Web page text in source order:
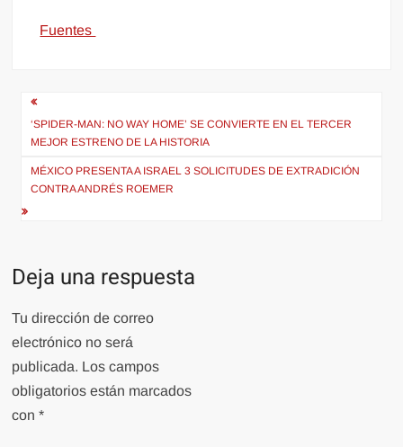
Fuentes
Navegación
de
entradas
‘SPIDER-MAN: NO WAY HOME’ SE CONVIERTE EN EL TERCER
MEJOR ESTRENO DE LA HISTORIA
MÉXICO PRESENTA A ISRAEL 3 SOLICITUDES DE EXTRADICIÓN
CONTRA ANDRÉS ROEMER
Deja una respuesta
Tu dirección de correo
electrónico no será
publicada. Los campos
obligatorios están marcados
con*